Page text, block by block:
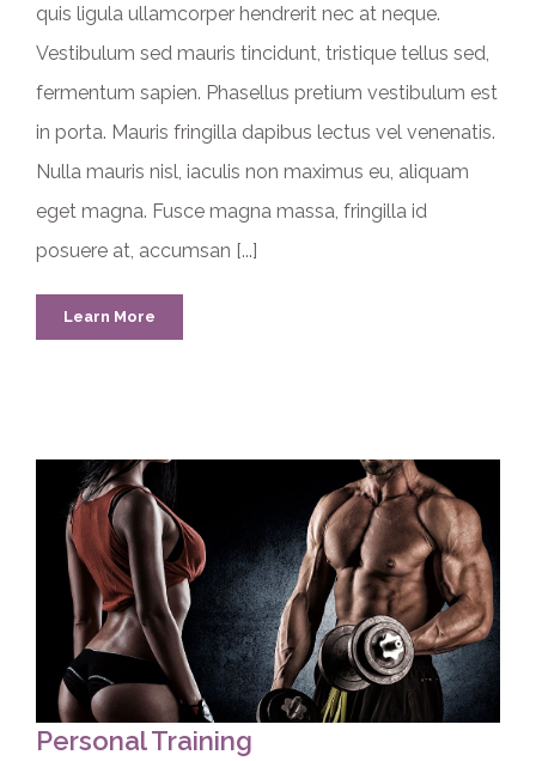
quis ligula ullamcorper hendrerit nec at neque.
Vestibulum sed mauris tincidunt, tristique tellus sed,
fermentum sapien. Phasellus pretium vestibulum est
in porta. Mauris fringilla dapibus lectus vel venenatis.
Nulla mauris nisl, iaculis non maximus eu, aliquam
eget magna. Fusce magna massa, fringilla id
posuere at, accumsan [...]
Learn More
Personal Training